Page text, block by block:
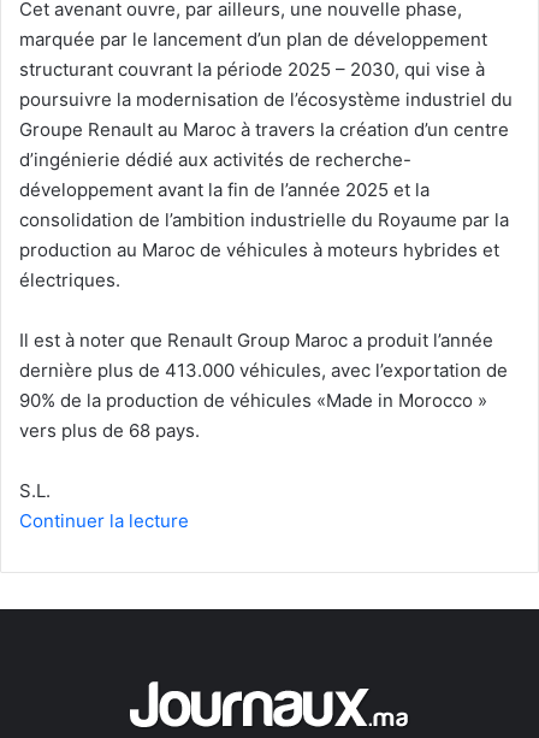
Cet avenant ouvre, par ailleurs, une nouvelle phase,
marquée par le lancement d’un plan de développement
structurant couvrant la période 2025 – 2030, qui vise à
poursuivre la modernisation de l’écosystème industriel du
Groupe Renault au Maroc à travers la création d’un centre
d’ingénierie dédié aux activités de recherche-
développement avant la fin de l’année 2025 et la
consolidation de l’ambition industrielle du Royaume par la
production au Maroc de véhicules à moteurs hybrides et
électriques.
Il est à noter que Renault Group Maroc a produit l’année
dernière plus de 413.000 véhicules, avec l’exportation de
90% de la production de véhicules «Made in Morocco »
vers plus de 68 pays.
S.L.
Continuer la lecture